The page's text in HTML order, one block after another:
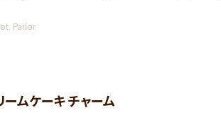
Parlor
ムケーキ チャーム